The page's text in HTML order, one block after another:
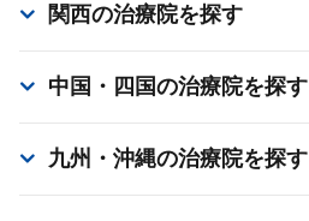
関西の治療院を探す
中国・四国の治療院を探す
九州・沖縄の治療院を探す